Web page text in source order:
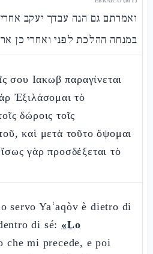
ואמרתם גם הנה עבדך יעקב
במנחה ההלכת לפני ואחרי כן
σου Ιακωβ παραγίνεται
Ἐξιλάσομαι τὸ
δώροις τοῖς
καὶ μετὰ τοῦτο ὄψομαι
γὰρ προσδέξεται τὸ
servo Yaʿaqòv è dietro di
di sé: «Lo
che mi precede, e poi